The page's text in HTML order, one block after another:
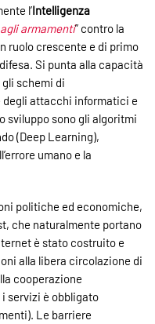
l’Intelligenza
armamenti” contro la
ruolo crescente e di primo
Si punta alla capacità
gli schemi di
degli attacchi informatici e
sviluppo sono gli algoritmi
(Deep Learning),
umano e la
politiche ed economiche,
che naturalmente portano
è stato costruito e
alla libera circolazione di
cooperazione
servizi è obbligato
Le barriere